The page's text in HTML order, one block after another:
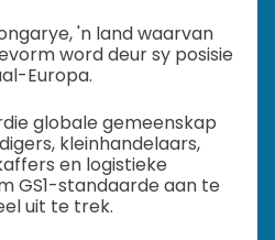
'n land waarvan
word deur sy posisie
Europa.
globale gemeenskap
kleinhandelaars,
en logistieke
GS1-standaarde aan te
uit te trek.